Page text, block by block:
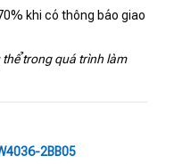
khi có thông báo giao
trong quá trình làm
2BB05